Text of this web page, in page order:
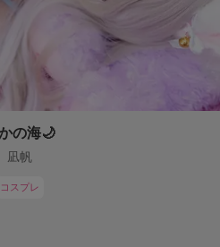
の海🌙
凪帆
コスプレ